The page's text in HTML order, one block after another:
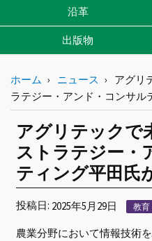
沿革
出版物
ホーム ニュース
アグリ
ラテジー・アンド・コンサ
アグリテック
ストラテジー・
ティング平田氏
投稿日: 2025年5月29日 教育
農業分野において情報技術